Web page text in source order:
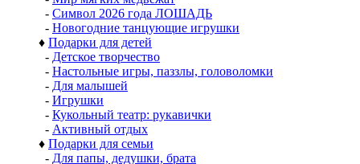
- Символ 2026 года ЛОШАДЬ
- Новогодние танцующие игрушки
♦ Подарки для детей
- Детское творчество
- Настольные игры, паззлы, головоломки
- Для малышей
- Игрушки
- Кукольный театр: рукавички
- Активный отдых
♦ Подарки для семьи
- Для папы, дедушки, брата